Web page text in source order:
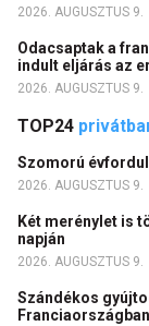
2026. AUGUSZTUS 9.
Odacsaptak a
indult eljárás az
2026. AUGUSZTUS 9.
TOP24
Szomorú
2026. AUGUSZTUS 9.
Két merénylet is
napján
2026. AUGUSZTUS 9.
Szándékos